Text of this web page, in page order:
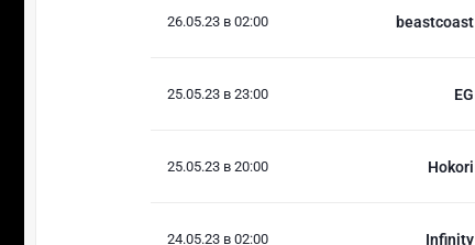
26.05.23 в 02:00 beastcoast
25.05.23 в 23:00 EG
25.05.23 в 20:00 Hokori
24.05.23 в 02:00 Infinity